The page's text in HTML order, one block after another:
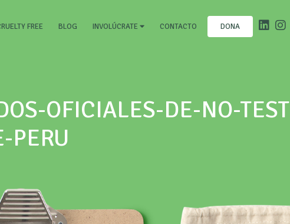
FREE BLOG INVOLÚCRATE CONTACTO DONA
OFICIALES-DE-NO-
PERU